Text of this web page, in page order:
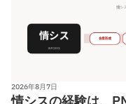
2026年8月7日